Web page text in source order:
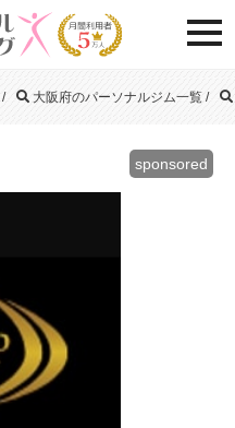
/ 大阪府のパーソナルジム一覧 /
sponsored